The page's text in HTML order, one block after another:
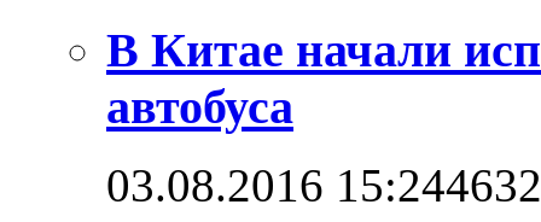
В Китае начали
автобуса
03.08.2016 15:244632